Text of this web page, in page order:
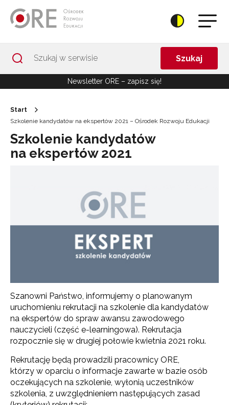
Szukaj
Newsletter ORE – zapisz się!
Start
Szkolenie kandydatów na ekspertów 2021 – Ośrodek Rozwoju Edukacji
Szkolenie kandydatów
na ekspertów 2021
Szanowni Państwo, informujemy o planowanym
uruchomieniu rekrutacji na szkolenie dla kandydatów
na ekspertów do spraw awansu zawodowego
nauczycieli (część e-learningowa). Rekrutacja
rozpocznie się w drugiej połowie kwietnia 2021 roku.
Rekrutację będą prowadzili pracownicy ORE,
którzy w oparciu o informacje zawarte w bazie osób
oczekujących na szkolenie, wyłonią uczestników
szkolenia, z uwzględnieniem następujących zasad